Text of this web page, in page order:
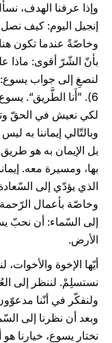
وإذا عرفنا الهدف،
إنجيل اليوم: كيف نصل
وخاصّةً عندما تكون
بأنّ الشّرّ أقوى: ماذا
6). ”أَنا الطَّريق“.
لكي نعيش في الحقّ
وبالتّالي إيماننا به
بل الإيمان به هو
بها، ومسيرة معه.
الذي يؤدّي إلى
وخاصّة بأعمال
إلى السّماء: أن نحبّ
الأرض.
أيّها الإخوة
نستسلِمْ. لننظر إلى
ولنفكّر في أنّنا مدعوّون
وبعد أن نظرنا إلى
نختار يسوع، خيارنا هو